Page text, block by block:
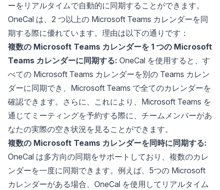
ーをリアルタイムで自動的に同期することができます。
OneCal は、2 つ以上の Microsoft Teams カレンダーを同
期する際に優れています。理由は以下の通りです：
複数の Microsoft Teams カレンダーを 1 つの Microsoft
Teams カレンダーに同期する: OneCal を使用すると、す
べての Microsoft Teams カレンダーを別の Teams カレン
ダーに同期でき、Microsoft Teams で全てのカレンダーを
確認できます。さらに、これにより、Microsoft Teams を
通じてミーティングを予約する際に、チームメンバーがあ
なたの実際の空き状況を見ることができます。
複数の Microsoft Teams カレンダーを同時に同期する:
OneCal は多方向の同期をサポートしており、複数のカレ
ンダーを一度に同期できます。例えば、5つの Microsoft
カレンダーがある場合、OneCal を使用してリアルタイム